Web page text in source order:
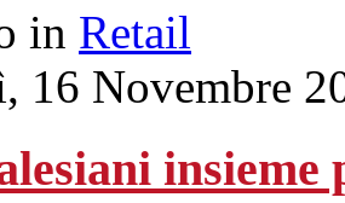
in Retail
16 Novembre